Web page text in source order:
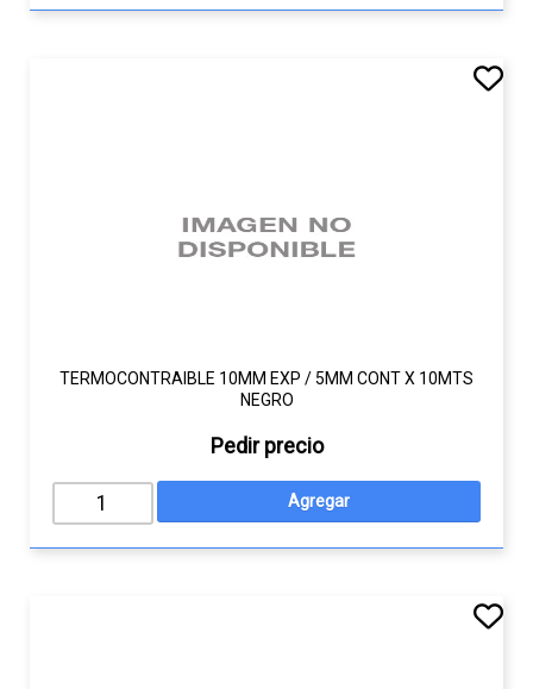
TERMOCONTRAIBLE 10MM EXP / 5MM CONT X 10MTS
NEGRO
Pedir precio